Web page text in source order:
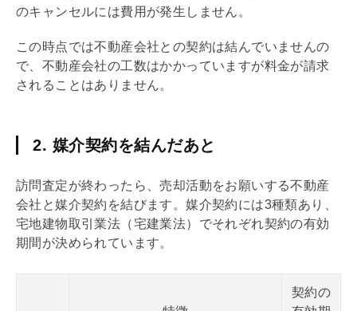
のキャンセルには費用が発生しません。
この時点では不動産会社との契約は結んでいませんの
で、不動産会社の工数はかかっていますが料金が請求
されることはありません。
2. 媒介契約を結んだあと
訪問査定が終わったら、売却活動をお願いする不動産
会社と媒介契約 を結びます。媒介契約には3種類あり、
宅地建物取引業法（宅建業法）でそれぞれ契約の有効
期間が決められています。
契約の